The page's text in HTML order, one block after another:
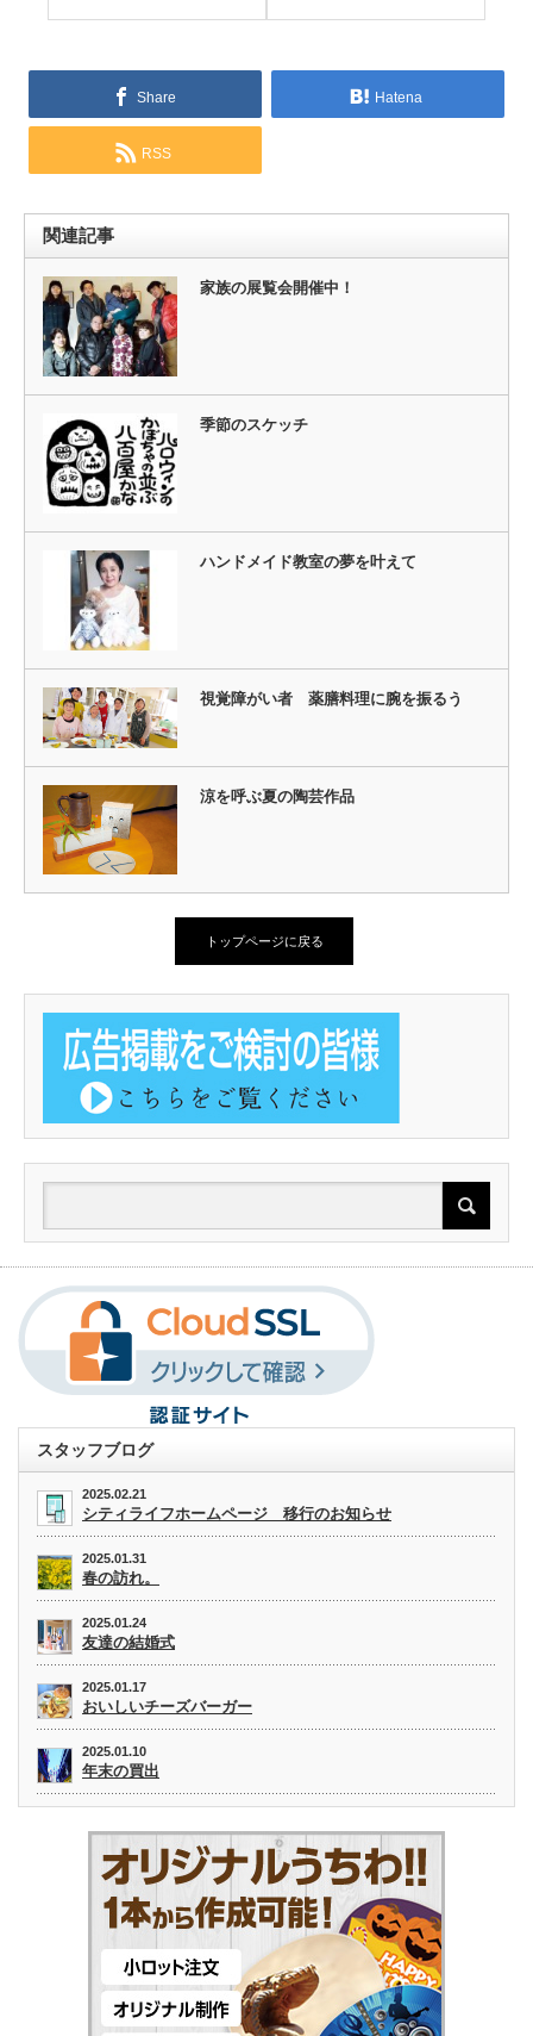
Share Hatena
RSS
関連記事
家族の展覧会開催中！
季節のスケッチ
ハンドメイド教室の夢を叶えて
視覚障がい者 薬膳料理に腕を振るう
涼を呼ぶ夏の陶芸作品
トップページに戻る
スタッフブログ
2025.02.21
シティライフホームページ 移行のお知らせ
2025.01.31
春の訪れ。
2025.01.24
友達の結婚式
2025.01.17
おいしいチーズバーガー
2025.01.10
年末の買出